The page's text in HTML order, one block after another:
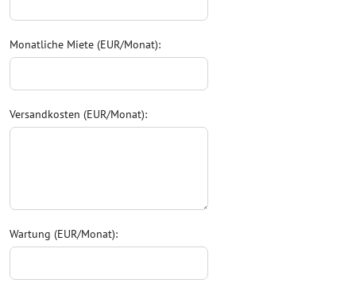
Monatliche Miete (EUR/Monat):
Versandkosten (EUR/Monat):
Wartung (EUR/Monat):